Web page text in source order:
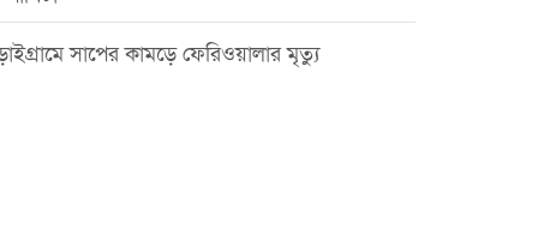
সাপের কামড়ে ফেরিওয়ালার মৃত্যু